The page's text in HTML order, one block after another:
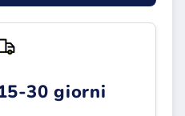
30 giorni